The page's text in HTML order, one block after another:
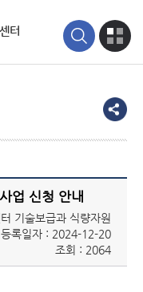
터
업 신청 안내
기술보급과 식량자원
등록일자 : 2024-12-20
조회 : 2064